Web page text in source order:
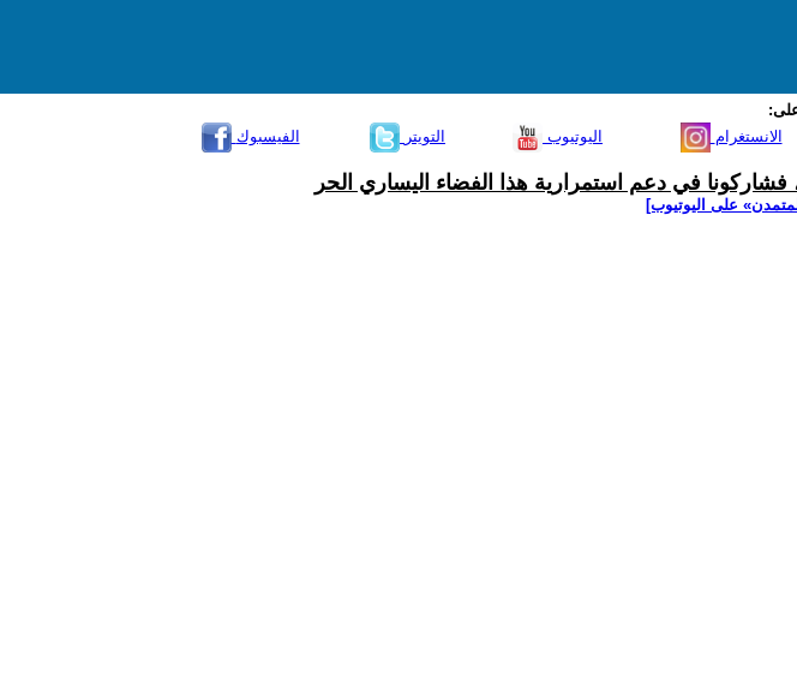
على:
الفيسبوك
التويتر اليوتيوب الانستغرام
فشاركونا في دعم استمرارية هذا الفضاء اليساري الحر
على اليوتيوب]